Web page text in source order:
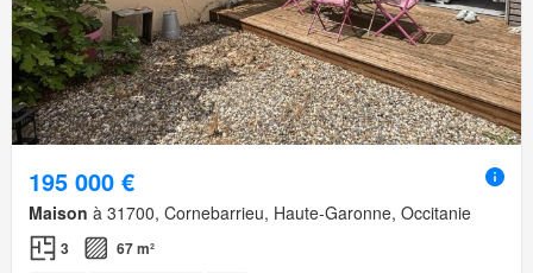
195 000 €
Maison à 31700, Cornebarrieu, Haute-Garonne, Occitanie
3 67 m²